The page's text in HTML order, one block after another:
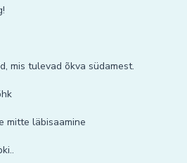
mis tulevad õkva südamest.
mitte läbisaamine